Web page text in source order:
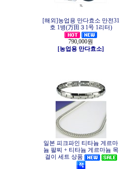
[해외]농업용 만다효소 만전31
호 1병(万田３1号 1리터)
790,000원
[농업용 만다효소]
일본 피크파인 티타늄 게르마
늄 팔찌 + 티타늄 게르마늄 목
걸이 세트 상품